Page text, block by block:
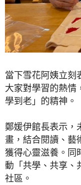
當下雪花阿姨立刻
大家對學習的熱情
學到老」的精神。
鄭媛伊館長表示，
畫，結合閱讀、藝
獲得心靈滋養。同
動「共學、共享、
社區。